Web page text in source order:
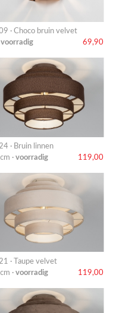
· Choco bruin velvet
voorradig 69,90
· Bruin linnen
· voorradig 119,00
· Taupe velvet
· voorradig 119,00